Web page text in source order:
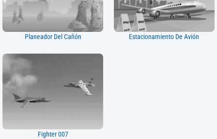
Planeador Del Cañón Estacionamiento De Avión
Fighter 007